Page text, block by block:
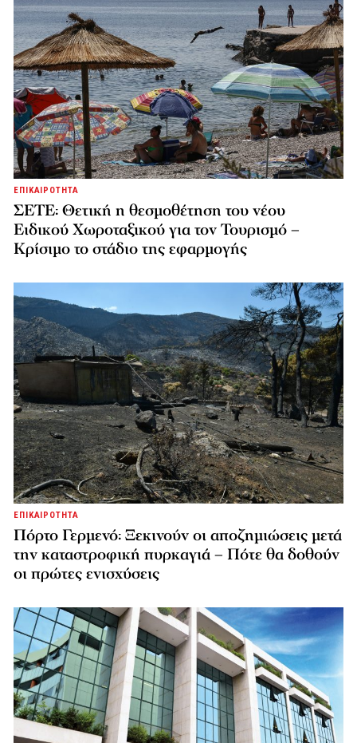
ΕΠΙΚΑΙΡΟΤΗΤΑ
ΣΕΤΕ: Θετική η θεσμοθέτηση του νέου
Ειδικού Χωροταξικού για τον Τουρισμό –
Κρίσιμο το στάδιο της εφαρμογής
ΕΠΙΚΑΙΡΟΤΗΤΑ
Πόρτο Γερμενό: Ξεκινούν οι αποζημιώσεις μετά
την καταστροφική πυρκαγιά – Πότε θα δοθούν
οι πρώτες ενισχύσεις